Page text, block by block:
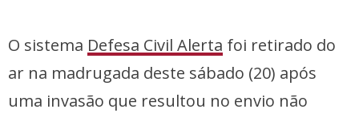
O sistema Defesa Civil Alerta foi retirado do
ar na madrugada deste sábado (20) após
uma invasão que resultou no envio não